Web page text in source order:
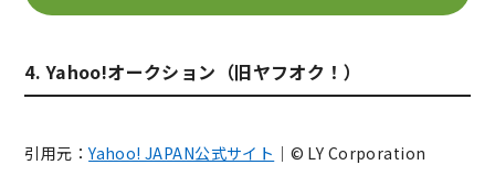
4. Yahoo!オークション（旧ヤフオク！）
引用元：Yahoo! JAPAN公式サイト ｜© LY Corporation